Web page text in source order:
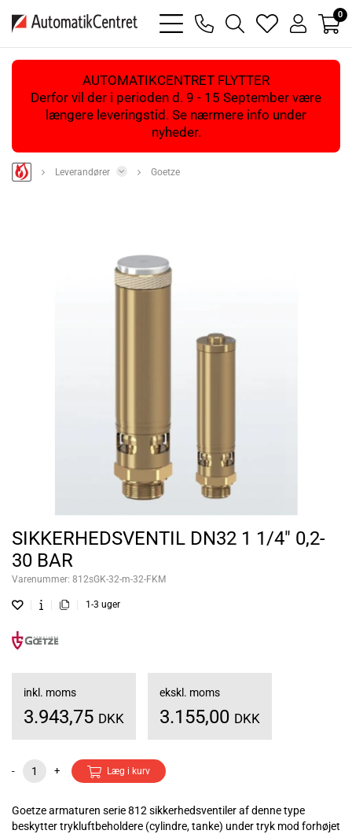
bars
light
phone
magnifying
glass
heart
light
user
light
0
AUTOMATIKCENTRET FLYTTER
Derfor vil der i perioden d. 9 - 15 September være
længere leveringstid. Se nærmere info under
nyheder.
Leverandører Goetze
SIKKERHEDSVENTIL DN32 1 1/4" 0,2-
30 BAR
Varenummer: 812sGK-32-m-32-FKM
1-3 uger
inkl. moms
3.943,75 DKK
ekskl. moms
3.155,00 DKK
- + Læg i kurv
Goetze armaturen serie 812 sikkerhedsventiler af denne type
beskytter trykluftbeholdere (cylindre, tanke) under tryk mod forhøjet